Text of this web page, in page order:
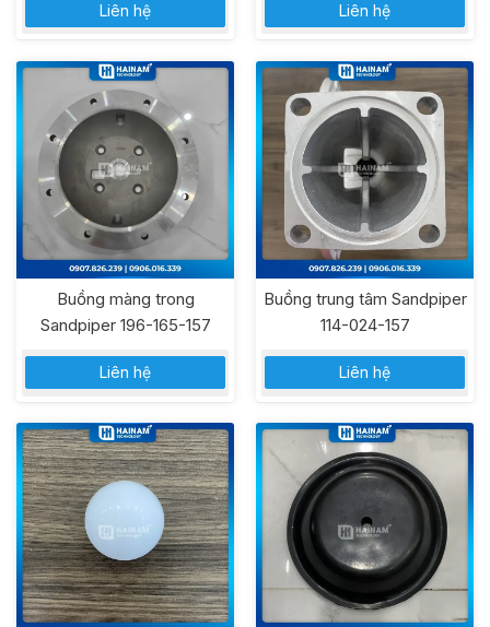
Liên hệ Liên hệ
Buồng màng trong
Sandpiper 196-165-157
Liên hệ
Buồng trung tâm Sandpiper
114-024-157
Liên hệ